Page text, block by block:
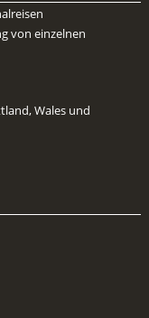
von einzelnen
Wales und